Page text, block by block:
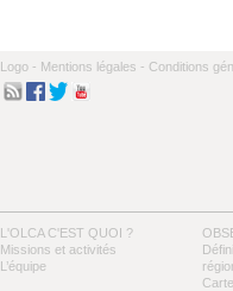
Logo - Mentions légales - Conditions
L'OLCA C'EST QUOI ?
Missions et activités
L’équipe